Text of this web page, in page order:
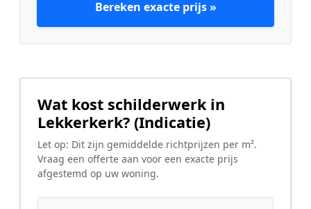
Bereken exacte prijs »
Wat kost schilderwerk in
Lekkerkerk? (Indicatie)
Let op: Dit zijn gemiddelde richtprijzen per m².
Vraag een offerte aan voor een exacte prijs
afgestemd op uw woning.